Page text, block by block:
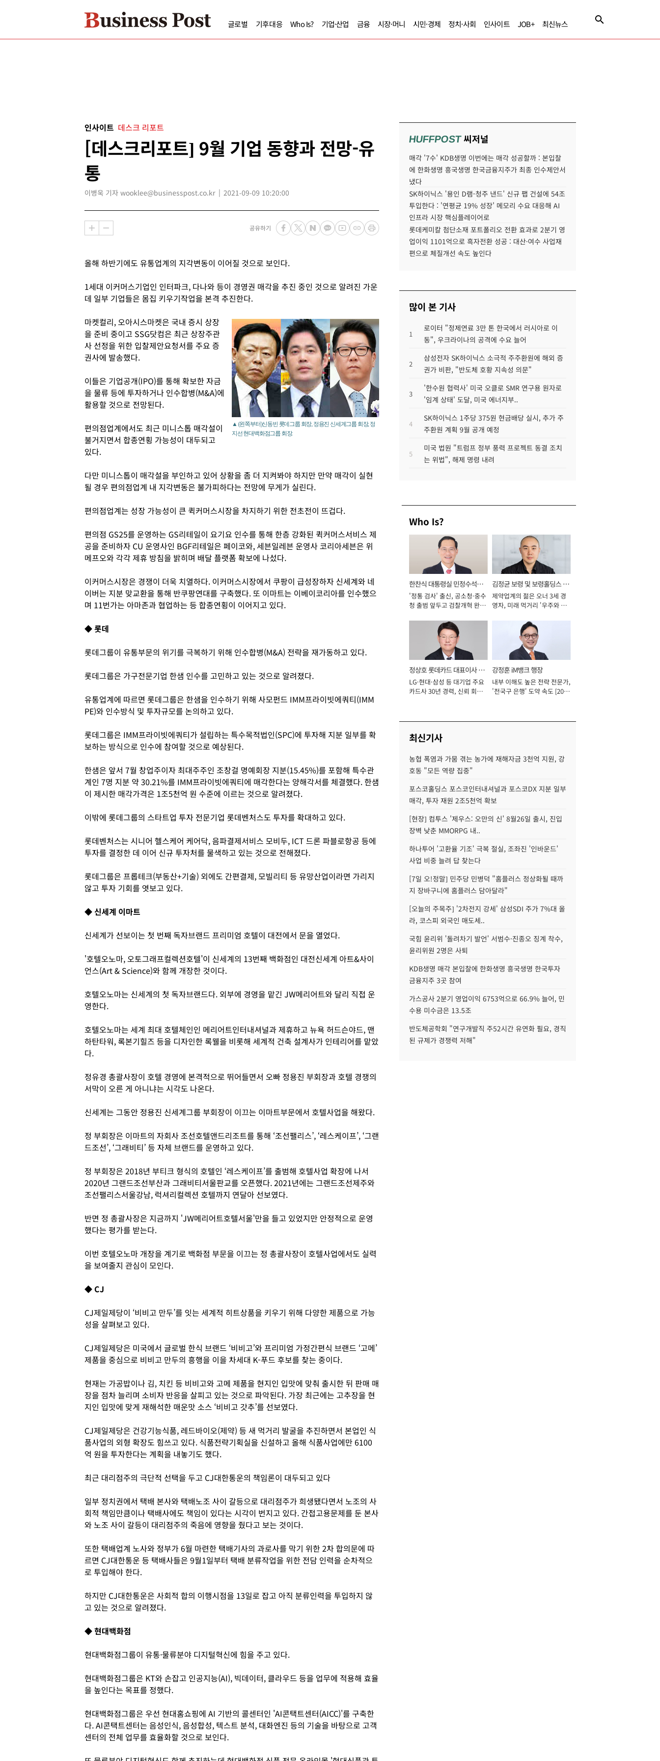
글로벌 기후대응 Who Is? 기업·산업 금융 시장·머니 시민·경제 정치·사회 인사이트 JOB+ 최신뉴스
인사이트 데스크 리포트
[데스크리포트] 9월 기업 동향과 전망-유
통
이병욱 기자 wooklee@businesspost.co.kr 2021-09-09 10:20:00
공유하기
올해 하반기에도 유통업계의 지각변동이 이어질 것으로 보인다.
1세대 이커머스기업인 인터파크, 다나와 등이 경영권 매각을 추진 중인 것으로 알려진 가운
데 일부 기업들은 몸집 키우기작업을 본격 추진한다.
▲ (왼쪽부터)신동빈 롯데그룹 회장, 정용진 신세계그룹 회장, 정
지선 현대백화점그룹 회장.
마켓컬리, 오아시스마켓은 국내 증시 상장
을 준비 중이고 SSG닷컴은 최근 상장주관
사 선정을 위한 입찰제안요청서를 주요 증
권사에 발송했다.
이들은 기업공개(IPO)를 통해 확보한 자금
을 물류 등에 투자하거나 인수합병(M&A)에
활용할 것으로 전망된다.
편의점업계에서도 최근 미니스톱 매각설이
불거지면서 합종연횡 가능성이 대두되고
있다.
다만 미니스톱이 매각설을 부인하고 있어 상황을 좀 더 지켜봐야 하지만 만약 매각이 실현
될 경우 편의점업계 내 지각변동은 불가피하다는 전망에 무게가 실린다.
편의점업계는 성장 가능성이 큰 퀵커머스시장을 차지하기 위한 전초전이 뜨겁다.
편의점 GS25를 운영하는 GS리테일이 요기요 인수를 통해 한층 강화된 퀵커머스서비스 제
공을 준비하자 CU 운영사인 BGF리테일은 페이코와, 세븐일레븐 운영사 코리아세븐은 위
메프오와 각각 제휴 방침을 밝히며 배달 플랫폼 확보에 나섰다.
이커머스시장은 경쟁이 더욱 치열하다. 이커머스시장에서 쿠팡이 급성장하자 신세계와 네
이버는 지분 맞교환을 통해 반쿠팡연대를 구축했다. 또 이마트는 이베이코리아를 인수했으
며 11번가는 아마존과 협업하는 등 합종연횡이 이어지고 있다.
◆ 롯데
롯데그룹이 유통부문의 위기를 극복하기 위해 인수합병(M&A) 전략을 재가동하고 있다.
롯데그룹은 가구전문기업 한샘 인수를 고민하고 있는 것으로 알려졌다.
유통업계에 따르면 롯데그룹은 한샘을 인수하기 위해 사모펀드 IMM프라이빗에쿼티(IMM
PE)와 인수방식 및 투자규모를 논의하고 있다.
롯데그룹은 IMM프라이빗에쿼티가 설립하는 특수목적법인(SPC)에 투자해 지분 일부를 확
보하는 방식으로 인수에 참여할 것으로 예상된다.
한샘은 앞서 7월 창업주이자 최대주주인 조창걸 명예회장 지분(15.45%)를 포함해 특수관
계인 7명 지분 약 30.21%를 IMM프라이빗에쿼티에 매각한다는 양해각서를 체결했다. 한샘
이 제시한 매각가격은 1조5천억 원 수준에 이르는 것으로 알려졌다.
이밖에 롯데그룹의 스타트업 투자 전문기업 롯데벤처스도 투자를 확대하고 있다.
롯데벤처스는 시니어 헬스케어 케어닥, 음파결제서비스 모비두, ICT 드론 파블로항공 등에
투자를 결정한 데 이어 신규 투자처를 물색하고 있는 것으로 전해졌다.
롯데그룹은 프롭테크(부동산+기술) 외에도 간편결제, 모빌리티 등 유망산업이라면 가리지
않고 투자 기회를 엿보고 있다.
◆ 신세계 이마트
신세계가 선보이는 첫 번째 독자브랜드 프리미엄 호텔이 대전에서 문을 열었다.
'호텔오노마, 오토그래프컬렉션호텔'이 신세계의 13번째 백화점인 대전신세계 아트&사이
언스(Art & Science)와 함께 개장한 것이다.
호텔오노마는 신세계의 첫 독자브랜드다. 외부에 경영을 맡긴 JW메리어트와 달리 직접 운
영한다.
호텔오노마는 세계 최대 호텔체인인 메리어트인터내셔널과 제휴하고 뉴욕 허드슨야드, 맨
하탄타워, 록본기힐즈 등을 디자인한 록웰을 비롯해 세계적 건축 설계사가 인테리어를 맡았
다.
정유경 총괄사장이 호텔 경영에 본격적으로 뛰어들면서 오빠 정용진 부회장과 호텔 경쟁의
서막이 오른 게 아니냐는 시각도 나온다.
신세계는 그동안 정용진 신세계그룹 부회장이 이끄는 이마트부문에서 호텔사업을 해왔다.
정 부회장은 이마트의 자회사 조선호텔앤드리조트를 통해 ‘조선팰리스’, ‘레스케이프’, ‘그랜
드조선’, ‘그래비티’ 등 자체 브랜드를 운영하고 있다.
정 부회장은 2018년 부티크 형식의 호텔인 ‘레스케이프’를 출범해 호텔사업 확장에 나서
2020년 그랜드조선부산과 그래비티서울판교를 오픈했다. 2021년에는 그랜드조선제주와
조선팰리스서울강남, 럭셔리컬렉션 호텔까지 연달아 선보였다.
반면 정 총괄사장은 지금까지 'JW메리어트호텔서울'만을 들고 있었지만 안정적으로 운영
했다는 평가를 받는다.
이번 호텔오노마 개장을 계기로 백화점 부문을 이끄는 정 총괄사장이 호텔사업에서도 실력
을 보여줄지 관심이 모인다.
◆ CJ
CJ제일제당이 ‘비비고 만두’를 잇는 세계적 히트상품을 키우기 위해 다양한 제품으로 가능
성을 살펴보고 있다.
CJ제일제당은 미국에서 글로벌 한식 브랜드 ‘비비고’와 프리미엄 가정간편식 브랜드 ‘고메’
제품을 중심으로 비비고 만두의 흥행을 이을 차세대 K-푸드 후보를 찾는 중이다.
현재는 가공밥이나 김, 치킨 등 비비고와 고메 제품을 현지인 입맛에 맞춰 출시한 뒤 판매 매
장을 점차 늘리며 소비자 반응을 살피고 있는 것으로 파악된다. 가장 최근에는 고추장을 현
지인 입맛에 맞게 재해석한 매운맛 소스 ‘비비고 갓추’를 선보였다.
CJ제일제당은 건강기능식품, 레드바이오(제약) 등 새 먹거리 발굴을 추진하면서 본업인 식
품사업의 외형 확장도 힘쓰고 있다. 식품전략기획실을 신설하고 올해 식품사업에만 6100
억 원을 투자한다는 계획을 내놓기도 했다.
최근 대리점주의 극단적 선택을 두고 CJ대한통운의 책임론이 대두되고 있다
일부 정치권에서 택배 본사와 택배노조 사이 갈등으로 대리점주가 희생됐다면서 노조의 사
회적 책임만큼이나 택배사에도 책임이 있다는 시각이 번지고 있다. 간접고용문제를 둔 본사
와 노조 사이 갈등이 대리점주의 죽음에 영향을 줬다고 보는 것이다.
또한 택배업계 노사와 정부가 6월 마련한 택배기사의 과로사를 막기 위한 2차 합의문에 따
르면 CJ대한통운 등 택배사들은 9월1일부터 택배 분류작업을 위한 전담 인력을 순차적으
로 투입해야 한다.
하지만 CJ대한통운은 사회적 합의 이행시점을 13일로 잡고 아직 분류인력을 투입하지 않
고 있는 것으로 알려졌다.
◆ 현대백화점
현대백화점그룹이 유통·물류분야 디지털혁신에 힘을 주고 있다.
현대백화점그룹은 KT와 손잡고 인공지능(AI), 빅데이터, 클라우드 등을 업무에 적용해 효율
을 높인다는 목표를 정했다.
현대백화점그룹은 우선 현대홈쇼핑에 AI 기반의 콜센터인 'AI콘택트센터(AICC)'를 구축한
다. AI콘택트센터는 음성인식, 음성합성, 텍스트 분석, 대화엔진 등의 기술을 바탕으로 고객
센터의 전체 업무를 효율화할 것으로 보인다.
HUFFPOST씨저널
매각 '7수' KDB생명 이번에는 매각 성공할까 : 본입찰
에 한화생명 흥국생명 한국금융지주가 최종 인수제안서
냈다
SK하이닉스 '용인 D램-청주 낸드' 신규 팹 건설에 54조
투입한다 : '연평균 19% 성장' 메모리 수요 대응해 AI
인프라 시장 핵심플레이어로
롯데케미칼 첨단소재 포트폴리오 전환 효과로 2분기 영
업이익 1101억으로 흑자전환 성공 : 대산·여수 사업재
편으로 체질개선 속도 높인다
많이 본 기사
1
로이터 "정제연료 3만 톤 한국에서 러시아로 이
동", 우크라이나의 공격에 수요 늘어
2
삼성전자 SK하이닉스 소극적 주주환원에 해외 증
권가 비판, "반도체 호황 지속성 의문"
3
'한수원 협력사' 미국 오클로 SMR 연구용 원자로
'임계 상태' 도달, 미국 에너지부..
4
SK하이닉스 1주당 375원 현금배당 실시, 추가 주
주환원 계획 9월 공개 예정
5
미국 법원 "트럼프 정부 풍력 프로젝트 동결 조치
는 위법", 해제 명령 내려
Who Is?
한찬식 대통령실 민정수석비
서관
'정통 검사' 출신, 공소청·중수
청 출범 앞두고 검찰개혁 완수
김정균 보령 및 보령홀딩스 대
표이사 사장
제약업계의 젊은 오너 3세 경
영자, 미래 먹거리 '우주와 헬
정상호 롯데카드 대표이사 사
장
LG·현대·삼성 등 대기업 주요
카드사 30년 경력, 신뢰 회복
강정훈 iM뱅크 행장
내부 이해도 높은 전략 전문가,
'전국구 은행' 도약 속도 [2026
최신기사
농협 폭염과 가뭄 겪는 농가에 재해자금 3천억 지원, 강
호동 "모든 역량 집중"
포스코홀딩스 포스코인터내셔널과 포스코DX 지분 일부
매각, 투자 재원 2조5천억 확보
[현장] 컴투스 '제우스: 오만의 신' 8월26일 출시, 진입
장벽 낮춘 MMORPG 내..
하나투어 '고환율 기조' 극복 절실, 조좌진 '인바운드'
사업 비중 늘려 답 찾는다
[7일 오!정말] 민주당 민병덕 "홈플러스 정상화될 때까
지 장바구니에 홈플러스 담아달라"
[오늘의 주목주] '2차전지 강세' 삼성SDI 주가 7%대 올
라, 코스피 외국인 매도세..
국힘 윤리위 '돌려차기 발언' 서범수·진종오 징계 착수,
윤리위원 2명은 사퇴
KDB생명 매각 본입찰에 한화생명 흥국생명 한국투자
금융지주 3곳 참여
가스공사 2분기 영업이익 6753억으로 66.9% 늘어, 민
수용 미수금은 13.5조
반도체공학회 "연구개발직 주52시간 유연화 필요, 경직
된 규제가 경쟁력 저해"